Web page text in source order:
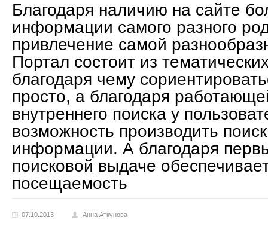
Благодаря наличию на сайте
информации самого разного
привлечение самой
Портал состоит из
благодаря чему
просто, а благодаря
внутреннего поиска у
возможность производить
информации. А благодаря
поисковой выдаче
посещаемость
07.10.2013 Анна Аткунова